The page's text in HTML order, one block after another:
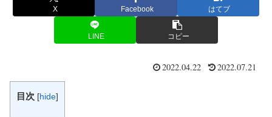
X Facebook はてブ
LINE コピー
2022.04.22 2022.07.21
目次 [hide]